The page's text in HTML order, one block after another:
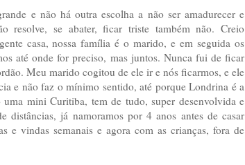
e não há outra escolha a não ser amadurecer e
resolve, se abater, ficar triste também não. Creio
casa, nossa família é o marido, e em seguida os
até onde for preciso, mas juntos. Nunca fui de ficar
Meu marido cogitou de ele ir e nós ficarmos, e ele
e não faz o mínimo sentido, até porque Londrina é a
mini Curitiba, tem de tudo, super desenvolvida e
já namoramos por 4 anos antes de casar
e vindas semanais e agora com as crianças, fora de